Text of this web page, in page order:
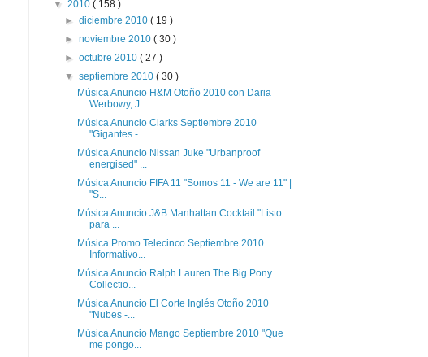
▼ 2010 ( 158 )
►diciembre 2010( 19 )
►noviembre 2010( 30 )
►octubre 2010( 27 )
▼septiembre 2010( 30 )
Música Anuncio H&M Otoño 2010 con Daria
Werbowy, J...
Música Anuncio Clarks Septiembre 2010
"Gigantes - ...
Música Anuncio Nissan Juke "Urbanproof
energised" ...
Música Anuncio FIFA 11 "Somos 11 - We are 11" |
"S...
Música Anuncio J&B Manhattan Cocktail "Listo
para ...
Música Promo Telecinco Septiembre 2010
Informativo...
Música Anuncio Ralph Lauren The Big Pony
Collectio...
Música Anuncio El Corte Inglés Otoño 2010
"Nubes -...
Música Anuncio Mango Septiembre 2010 "Que
me pongo...